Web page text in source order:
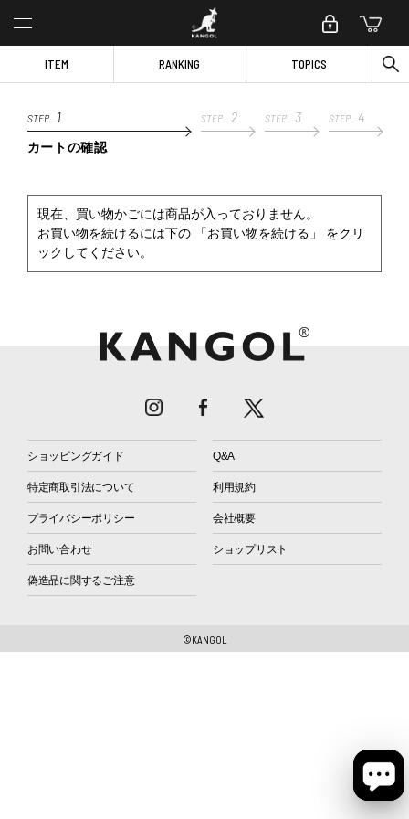
ITEM RANKING TOPICS
STEP_ 1
カートの確認
STEP_ 2 STEP_ 3 STEP_ 4
現在、買い物かごには商品が入っておりません。
お買い物を続けるには下の 「お買い物を続ける」 をクリ
ックしてください。
ショッピングガイド Q&A
特定商取引法について 利用規約
プライバシーポリシー 会社概要
お問い合わせ ショップリスト
偽造品に関するご注意
©KANGOL